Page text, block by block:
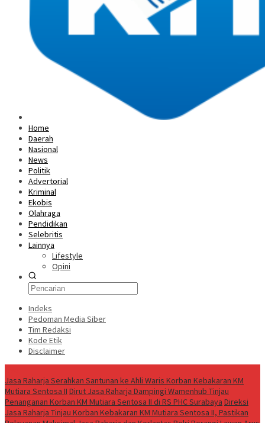
Home
Daerah
Nasional
News
Politik
Advertorial
Kriminal
Ekobis
Olahraga
Pendidikan
Selebritis
Lainnya
Lifestyle
Opini
Indeks
Pedoman Media Siber
Tim Redaksi
Kode Etik
Disclaimer
Jasa Raharja Serahkan Santunan ke Ahli Waris Korban Kebakaran KM
Mutiara Sentosa II Dirut Jasa Raharja Dampingi Wamenhub Tinjau
Penanganan Korban KM Mutiara Sentosa II di RS PHC Surabaya Direksi
Jasa Raharja Tinjau Korban Kebakaran KM Mutiara Sentosa II, Pastikan